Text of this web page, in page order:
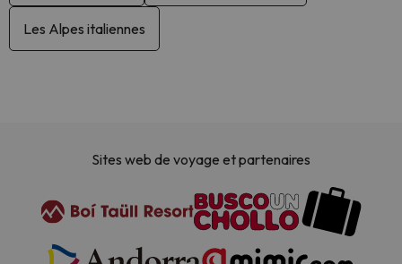
Les Alpes italiennes
Sites web de voyage et partenaires